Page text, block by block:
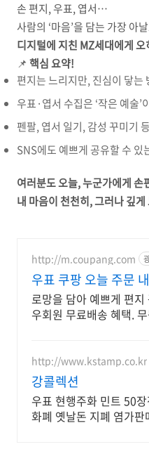
손 편지, 우표, 엽서…
사람의 ‘마음’을 담는 가장 아
디지털에 지친 MZ세대에게 오
📌 핵심 요약!
편지는 느리지만, 진심이 닿는
우표·엽서 수집은 ‘작은 예술’
펜팔, 엽서 일기, 감성 꾸미기
SNS에도 예쁘게 공유할 수 있
여러분도 오늘, 누군가에게 손
내 마음이 천천히, 그러나 깊
http://m.coupang.com
우표 쿠팡 오늘 주문
로망을 담아 예쁘게 편
우회원 무료배송 혜택.
http://www.kstamp.co.kr
강콜렉션
우표 현행주화 민트 50
화폐 옛날돈 지폐 염가판